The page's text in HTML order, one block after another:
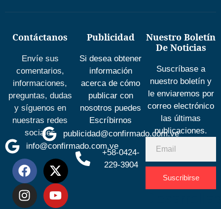
Contáctanos
Envíe sus
comentarios,
informaciones,
preguntas, dudas
y síguenos en
nuestras redes
sociales
info@confirmado.com.ve
Publicidad
Si desea obtener
información
acerca de cómo
publicar con
nosotros puedes
Escríbirnos
publicidad@confirmado.com.ve
+58-0424-
229-3904
Nuestro Boletín
De Noticias
Suscríbase a
nuestro boletín y
le enviaremos por
correo electrónico
las últimas
publicaciones.
Suscribirse